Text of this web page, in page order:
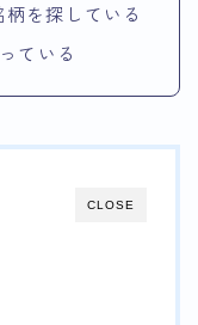
を探している
ている
CLOSE